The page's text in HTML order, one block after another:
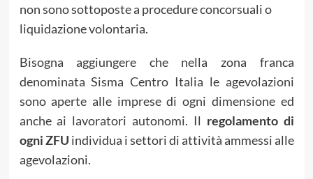
non sono sottoposte a procedure concorsuali o
liquidazione volontaria.
Bisogna aggiungere che nella zona franca
denominata Sisma Centro Italia le agevolazioni
sono aperte alle imprese di ogni dimensione ed
anche ai lavoratori autonomi. Il regolamento di
ogni ZFU individua i settori di attività ammessi alle
agevolazioni.